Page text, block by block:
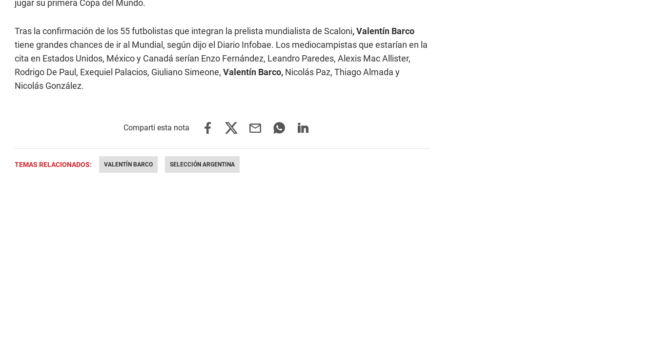
jugar su primera Copa del Mundo.
Tras la confirmación de los 55 futbolistas que integran la prelista mundialista de Scaloni, Valentín Barco
tiene grandes chances de ir al Mundial, según dijo el Diario Infobae. Los mediocampistas que estarían en la
cita en Estados Unidos, México y Canadá serían Enzo Fernández, Leandro Paredes, Alexis Mac Allister,
Rodrigo De Paul, Exequiel Palacios, Giuliano Simeone, Valentín Barco, Nicolás Paz, Thiago Almada y
Nicolás González.
TEMAS RELACIONADOS: VALENTÍN BARCO SELECCIÓN ARGENTINA